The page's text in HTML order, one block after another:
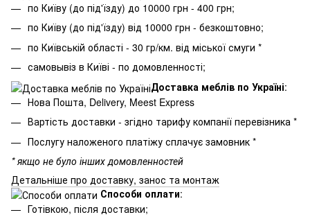
по Київу (до під'їзду) до 10000 грн - 400 грн;
по Київу (до під'їзду) від 10000 грн - безкоштовно;
по Київській області - 30 гр/км. від міської смуги *
самовывіз в Київі - по домовленності;
Доставка меблів по Україні:
Нова Пошта, Delivery, Meest Express
Вартість доставки - згідно тарифу компанії перевізника *
Послугу наложеного платіжу сплачує замовник *
* якщо не було інших домовленностей
Детальніше про доставку, занос та монтаж
Способи оплати:
Готівкою, після доставки;